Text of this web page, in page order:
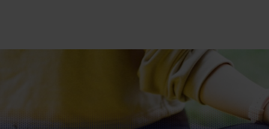
Direct door naar content